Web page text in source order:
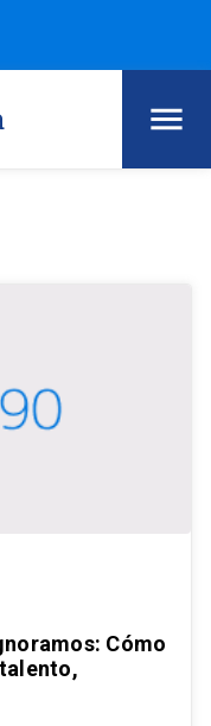
Cómo